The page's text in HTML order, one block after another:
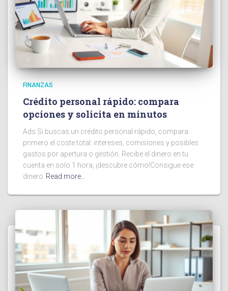
FINANZAS
Crédito personal rápido: compara
opciones y solicita en minutos
Ads Si buscas un crédito personal rápido, compara
primero el coste total: intereses, comisiones y posibles
gastos por apertura o gestión. Recibe el dinero en tu
cuenta en solo 1 hora, ¡descubre cómo!Consigue ese
dinero Read more…